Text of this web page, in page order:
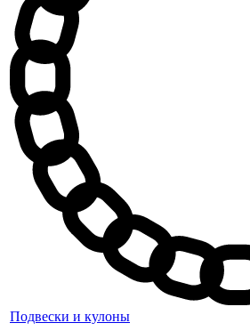
Подвески и кулоны